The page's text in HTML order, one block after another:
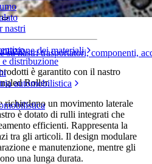
su nastri trasportatori, componenti,
nastri
dei materiali
distribuzione
automobilistica
è garantito con il nastro
Roller.
richiedono un movimento laterale
è dotato di rulli integrati che
efficienti. Rappresenta la
tra gli articoli. Il design modulare
e manutenzione, mentre gli
una lunga durata.